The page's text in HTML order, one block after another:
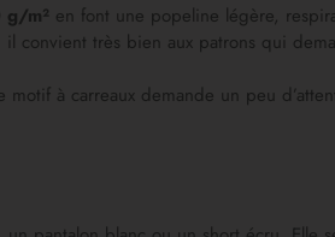
g/m² en font une popeline légère,
convient très bien aux patrons qui
à carreaux demande un peu